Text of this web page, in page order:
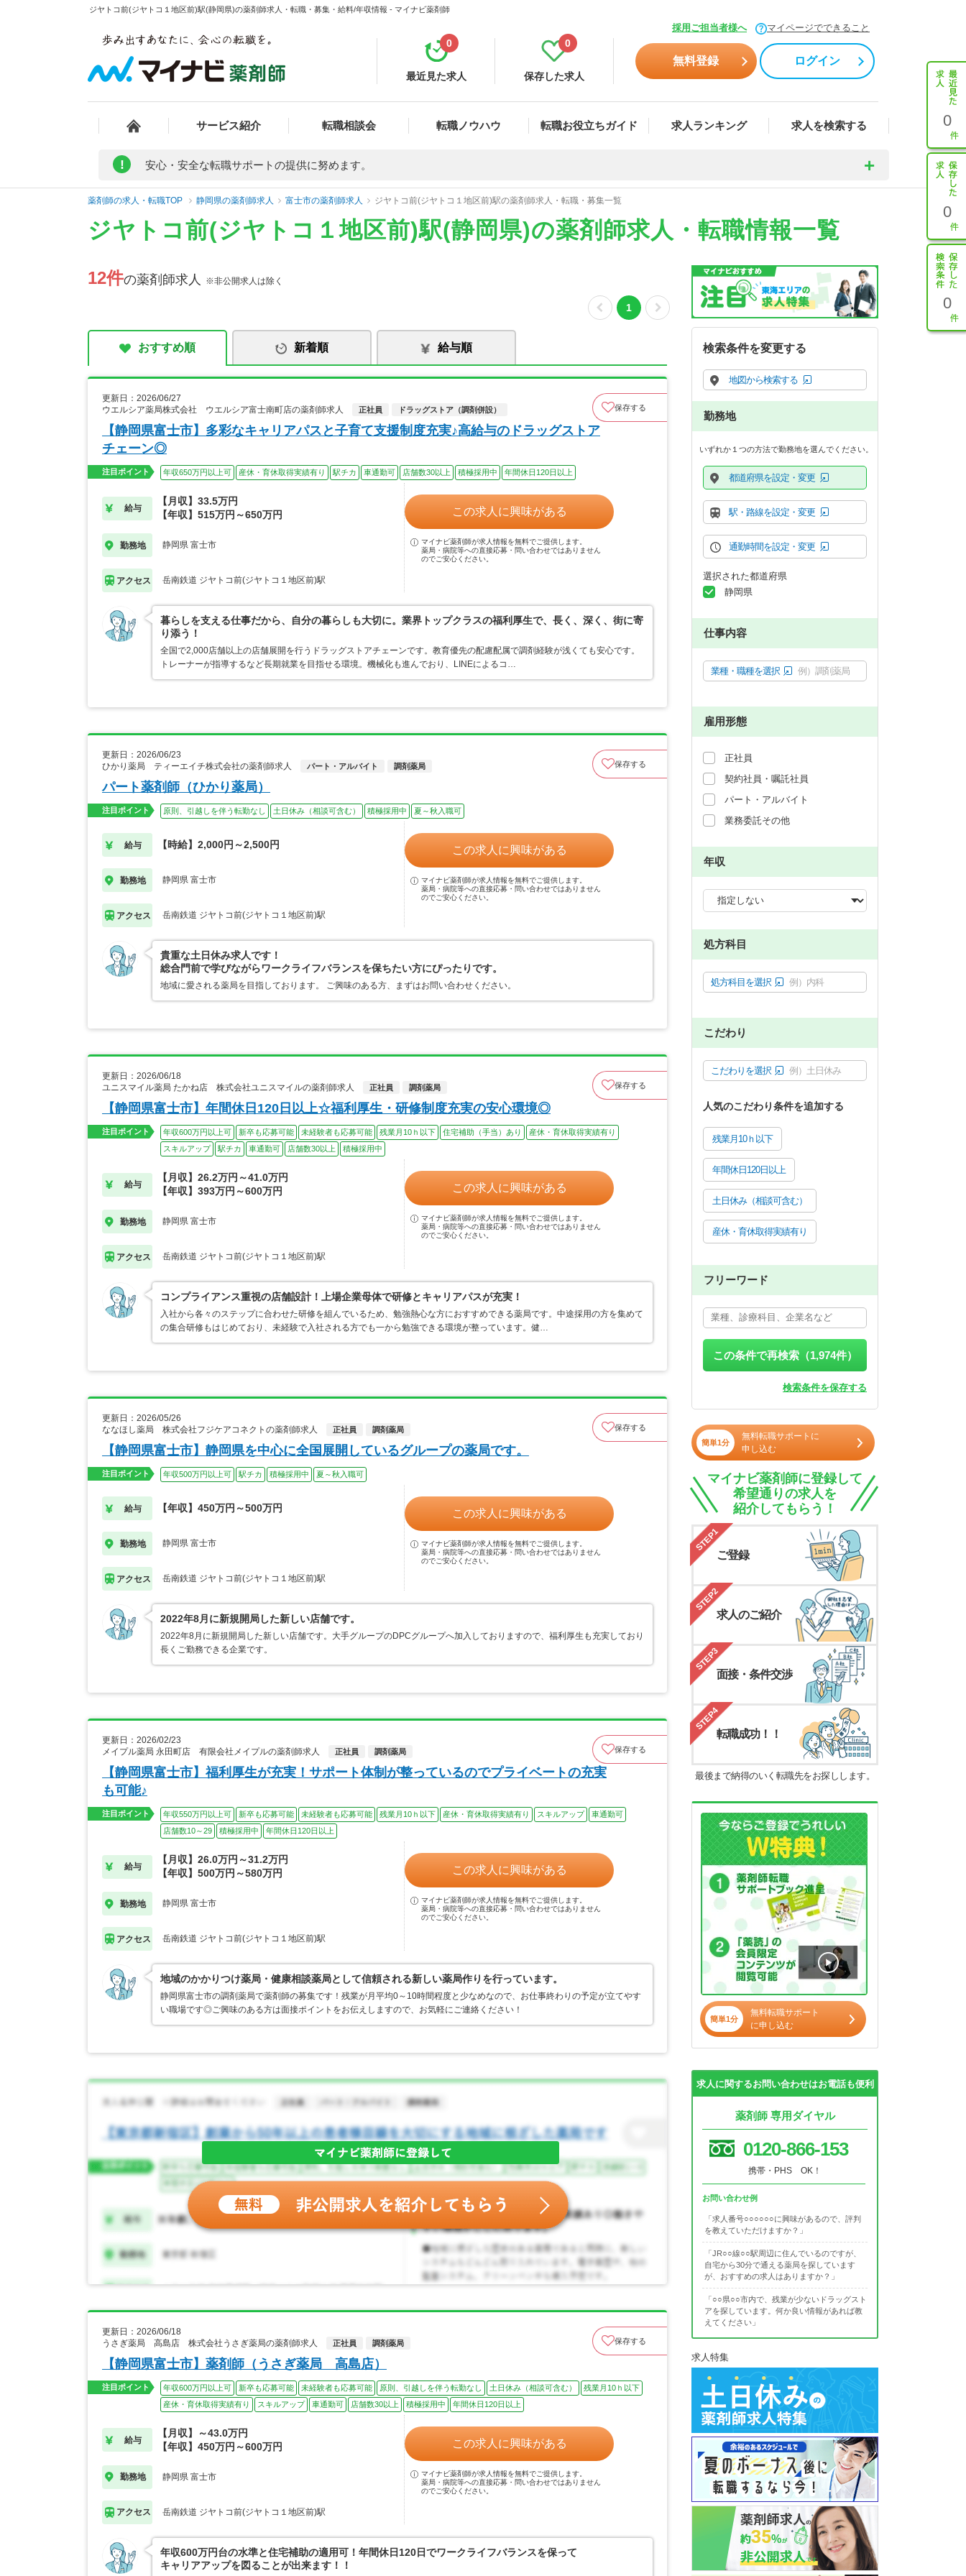
ジヤトコ前(ジヤトコ１地区前)駅(静岡県)の薬剤師求人・転職・募集・給料/年収情報 - マイナビ薬剤師
採用ご担当者様へ マイページでできること
最近見た求人
0
保存した求人
0
無料登録 ログイン
サービス紹介 転職相談会 転職ノウハウ 転職お役立ちガイド 求人ランキング 求人を検索する 0
0
0
! 安心・安全な転職サポートの提供に努めます。
薬剤師の求人・転職TOP 静岡県の薬剤師求人 富士市の薬剤師求人 ジヤトコ前(ジヤトコ１地区前)駅の薬剤師求人・転職・募集一覧
ジヤトコ前(ジヤトコ１地区前)駅(静岡県)の薬剤師求人・転職情報一覧
12件の薬剤師求人 ※非公開求人は除く
1
おすすめ順 新着順 給与順
更新日：2026/06/27
ウエルシア薬局株式会社 ウエルシア富士南町店の薬剤師求人
正社員 ドラッグストア（調剤併設） 保存する
【静岡県富士市】多彩なキャリアパスと子育て支援制度充実♪高給与のドラッグストア
チェーン◎
注目ポイント 年収650万円以上可 産休・育休取得実績有り 駅チカ 車通勤可 店舗数30以上 積極採用中 年間休日120日以上
給与
【月収】33.5万円
【年収】515万円～650万円
勤務地 静岡県 富士市
アクセス 岳南鉄道 ジヤトコ前(ジヤトコ１地区前)駅
この求人に興味がある
マイナビ薬剤師が求人情報を無料でご提供します。
薬局・病院等への直接応募・問い合わせではありません
のでご安心ください。
暮らしを支える仕事だから、自分の暮らしも大切に。業界トップクラスの福利厚生で、長く、深く、街に寄
り添う！
全国で2,000店舗以上の店舗展開を行うドラッグストアチェーンです。教育優先の配慮配属で調剤経験が浅くても安心です。
トレーナーが指導するなど長期就業を目指せる環境。機械化も進んでおり、LINEによるコ…
更新日：2026/06/23
ひかり薬局 ティーエイチ株式会社の薬剤師求人
パート・アルバイト 調剤薬局 保存する
パート薬剤師（ひかり薬局）
注目ポイント 原則、引越しを伴う転勤なし 土日休み（相談可含む） 積極採用中 夏～秋入職可
給与 【時給】2,000円～2,500円
勤務地 静岡県 富士市
アクセス 岳南鉄道 ジヤトコ前(ジヤトコ１地区前)駅
この求人に興味がある
マイナビ薬剤師が求人情報を無料でご提供します。
薬局・病院等への直接応募・問い合わせではありません
のでご安心ください。
貴重な土日休み求人です！
総合門前で学びながらワークライフバランスを保ちたい方にぴったりです。
地域に愛される薬局を目指しております。 ご興味のある方、まずはお問い合わせください。
更新日：2026/06/18
ユニスマイル薬局 たかね店 株式会社ユニスマイルの薬剤師求人
正社員 調剤薬局 保存する
【静岡県富士市】年間休日120日以上☆福利厚生・研修制度充実の安心環境◎
注目ポイント 年収600万円以上可 新卒も応募可能 未経験者も応募可能 残業月10ｈ以下 住宅補助（手当）あり
産休・育休取得実績有り
スキルアップ
駅チカ 車通勤可 店舗数30以上 積極採用中
給与
【月収】26.2万円～41.0万円
【年収】393万円～600万円
勤務地 静岡県 富士市
アクセス 岳南鉄道 ジヤトコ前(ジヤトコ１地区前)駅
この求人に興味がある
マイナビ薬剤師が求人情報を無料でご提供します。
薬局・病院等への直接応募・問い合わせではありません
のでご安心ください。
コンプライアンス重視の店舗設計！上場企業母体で研修とキャリアパスが充実！
入社から各々のステップに合わせた研修を組んでいるため、勉強熱心な方におすすめできる薬局です。中途採用の方を集めて
の集合研修もはじめており、未経験で入社される方でも一から勉強できる環境が整っています。健…
更新日：2026/05/26
ななほし薬局 株式会社フジケアコネクトの薬剤師求人
正社員 調剤薬局 保存する
【静岡県富士市】静岡県を中心に全国展開しているグループの薬局です。
注目ポイント 年収500万円以上可 駅チカ 積極採用中 夏～秋入職可
給与 【年収】450万円～500万円
勤務地 静岡県 富士市
アクセス 岳南鉄道 ジヤトコ前(ジヤトコ１地区前)駅
この求人に興味がある
マイナビ薬剤師が求人情報を無料でご提供します。
薬局・病院等への直接応募・問い合わせではありません
のでご安心ください。
2022年8月に新規開局した新しい店舗です。
2022年8月に新規開局した新しい店舗です。大手グループのDPCグループへ加入しておりますので、福利厚生も充実しており
長くご勤務できる企業です。
更新日：2026/02/23
メイプル薬局 永田町店 有限会社メイプルの薬剤師求人
正社員 調剤薬局 保存する
【静岡県富士市】福利厚生が充実！サポート体制が整っているのでプライベートの充実
も可能♪
注目ポイント 年収550万円以上可 新卒も応募可能 未経験者も応募可能 残業月10ｈ以下 産休・育休取得実績有り スキルアップ
車通勤可
店舗数10～29
積極採用中 年間休日120日以上
給与
【月収】26.0万円～31.2万円
【年収】500万円～580万円
勤務地 静岡県 富士市
アクセス 岳南鉄道 ジヤトコ前(ジヤトコ１地区前)駅
この求人に興味がある
マイナビ薬剤師が求人情報を無料でご提供します。
薬局・病院等への直接応募・問い合わせではありません
のでご安心ください。
地域のかかりつけ薬局・健康相談薬局として信頼される新しい薬局作りを行っています。
静岡県富士市の調剤薬局で薬剤師の募集です！残業が月平均0～10時間程度と少なめなので、お仕事終わりの予定が立てやす
い職場です◎ご興味のある方は面接ポイントをお伝えしますので、お気軽にご連絡ください！
更新日：2026/06/18
うさぎ薬局 高島店 株式会社うさぎ薬局の薬剤師求人
正社員 調剤薬局 保存する
【静岡県富士市】薬剤師（うさぎ薬局 高島店）
注目ポイント 年収600万円以上可 新卒も応募可能 未経験者も応募可能 原則、引越しを伴う転勤なし 土日休み（相談可含む）
残業月10ｈ以下
産休・育休取得実績有り
スキルアップ 車通勤可 店舗数30以上 積極採用中 年間休日120日以上
給与
【月収】～43.0万円
【年収】450万円～600万円
勤務地 静岡県 富士市
アクセス 岳南鉄道 ジヤトコ前(ジヤトコ１地区前)駅
この求人に興味がある
マイナビ薬剤師が求人情報を無料でご提供します。
薬局・病院等への直接応募・問い合わせではありません
のでご安心ください。
年収600万円台の水準と住宅補助の適用可！年間休日120日でワークライフバランスを保って
キャリアアップを図ることが出来ます！！
検索条件を変更する
地図から検索する
勤務地
いずれか１つの方法で勤務地を選んでください。
都道府県を設定・変更
駅・路線を設定・変更
通勤時間を設定・変更
選択された都道府県
静岡県
仕事内容
業種・職種を選択 例）調剤薬局
雇用形態
正社員
契約社員・嘱託社員
パート・アルバイト
業務委託その他
年収
処方科目
処方科目を選択 例）内科
こだわり
こだわりを選択 例）土日休み
人気のこだわり条件を追加する
残業月10ｈ以下
年間休日120日以上
土日休み（相談可含む）
産休・育休取得実績有り
フリーワード
この条件で再検索（1,974件）
検索条件を保存する
簡単1分
無料転職サポートに
申し込む
マイナビ薬剤師に登録して
希望通りの求人を
紹介してもらう！
STEP1
ご登録
STEP2
求人のご紹介
STEP3
面接・条件交渉
STEP4
転職成功！！
最後まで納得のいく転職先をお探しします。
簡単1分
無料転職サポート
に申し込む
求人に関するお問い合わせはお電話も便利
薬剤師 専用ダイヤル
0120-866-153
携帯・PHS OK！
お問い合わせ例
「求人番号○○○○○○に興味があるので、評判
を教えていただけますか？」
「JR○○線○○駅周辺に住んでいるのですが、
自宅から30分で通える薬局を探しています
が、おすすめの求人はありますか？」
「○○県○○市内で、残業が少ないドラッグスト
アを探しています。何か良い情報があれば教
えてください」
求人特集